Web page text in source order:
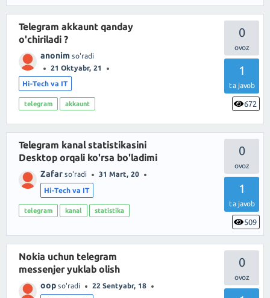
0
1
ta javob
672
Telegram akkaunt qanday
o'chiriladi ?
anonim so'radi
21 Oktyabr, 21
Hi-Tech va IT
telegram akkaunt
0
1
ta javob
509
Telegram kanal statistikasini
Desktop orqali ko'rsa bo'ladimi
Zafar so'radi 31 Mart, 20
Hi-Tech va IT
telegram kanal statistika
0
Nokia uchun telegram
messenjer yuklab olish
oop so'radi 22 Sentyabr, 18